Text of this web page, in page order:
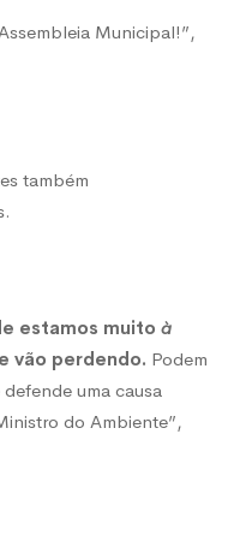
Municipal!”,
também
estamos muito à
vão perdendo. Podem
uma causa
do Ambiente”,